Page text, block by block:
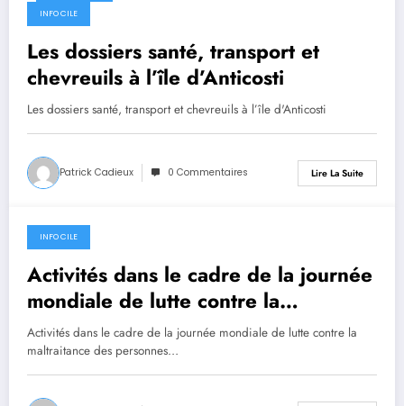
14 juin 2019
INFO CILE
Les dossiers santé, transport et
chevreuils à l’île d’Anticosti
Les dossiers santé, transport et chevreuils à l’île d'Anticosti
Patrick Cadieux 0 Commentaires Lire La Suite
14 juin 2019
INFO CILE
Activités dans le cadre de la journée
mondiale de lutte contre la
maltraitance des personnes aînées
Activités dans le cadre de la journée mondiale de lutte contre la
maltraitance des personnes…